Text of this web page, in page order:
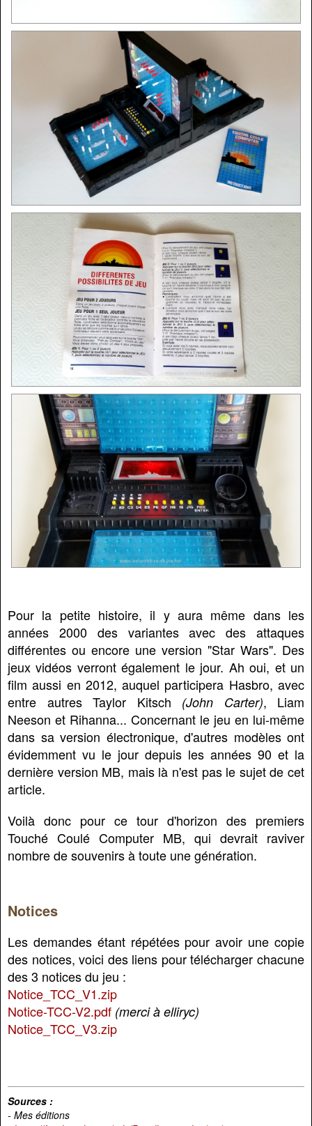
Pour la petite histoire, il y aura même dans les
années 2000 des variantes avec des attaques
différentes ou encore une version "Star Wars". Des
jeux vidéos verront également le jour. Ah oui, et un
film aussi en 2012, auquel participera Hasbro, avec
entre autres Taylor Kitsch (John Carter), Liam
Neeson et Rihanna... Concernant le jeu en lui-même
dans sa version électronique, d'autres modèles ont
évidemment vu le jour depuis les années 90 et la
dernière version MB, mais là n'est pas le sujet de cet
article.
Voilà donc pour ce tour d'horizon des premiers
Touché Coulé Computer MB, qui devrait raviver
nombre de souvenirs à toute une génération.
Notices
Les demandes étant répétées pour avoir une copie
des notices, voici des liens pour télécharger chacune
des 3 notices du jeu :
Notice_TCC_V1.zip
Notice-TCC-V2.pdf (merci à elliryc)
Notice_TCC_V3.zip
Sources :
- Mes éditions